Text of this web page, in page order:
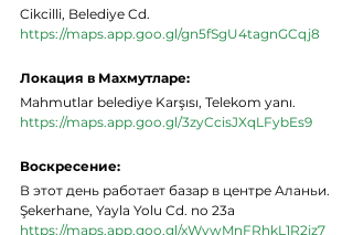
Cikcilli, Belediye Cd.
https://maps.app.goo.gl/gn5fSgU4tagnGCqj8
Локация в Махмутларе:
Mahmutlar belediye Karşısı, Telekom yanı.
https://maps.app.goo.gl/3zyCcisJXqLFybEs9
Воскресение:
В этот день работает базар в центре Аланьи.
Şekerhane, Yayla Yolu Cd. no 23a
https://maps.app.goo.gl/xWywMnFRhkL1R2jz7